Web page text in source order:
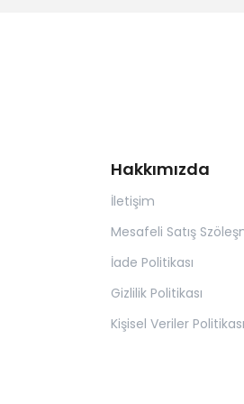
Hakkımızda
İletişim
Mesafeli Satış
İade Politikası
Gizlilik Politikası
Kişisel Veriler Politikası